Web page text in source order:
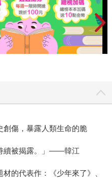
人性為何物。接著《白》
空出世，在不同的「白」中
主題，其實隱含相似內核，
以「濟州四三事件」國家暴
筆下的角色常是柔弱的，像
賦予這些人物堅不可摧的
現
是獨裁政治暴力下的禁
民主化的光州事件，一九四
而言可能較為陌生。起源於
濟州民心激起反警情結，
大韓民國（南韓）建立，
創傷，暴露人類生命的脆
續被揭露。」――韓江
的代表作：《少年來了》、